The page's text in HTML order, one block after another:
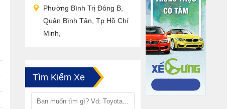
Phường Bình Trị Đông B,
Quận Bình Tân, Tp Hồ Chí
Minh,
Tìm Kiếm Xe